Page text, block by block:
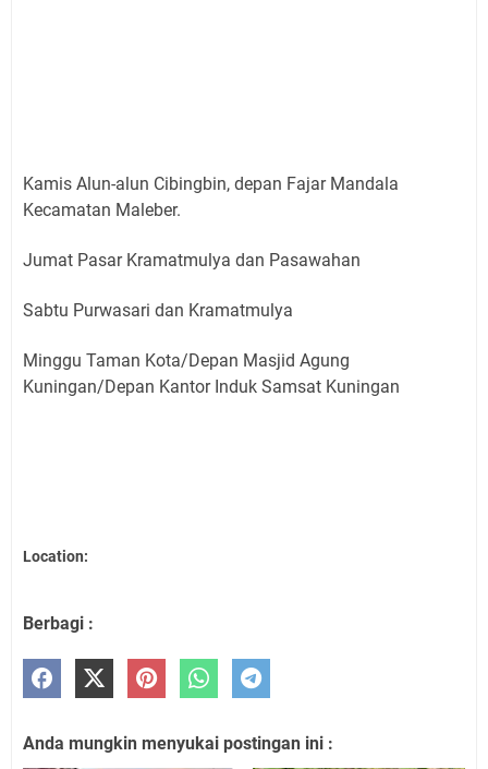
Kamis Alun-alun Cibingbin, depan Fajar Mandala
Kecamatan Maleber.
Jumat Pasar Kramatmulya dan Pasawahan
Sabtu Purwasari dan Kramatmulya
Minggu Taman Kota/Depan Masjid Agung
Kuningan/Depan Kantor Induk Samsat Kuningan
Location:
Berbagi :
Anda mungkin menyukai postingan ini :